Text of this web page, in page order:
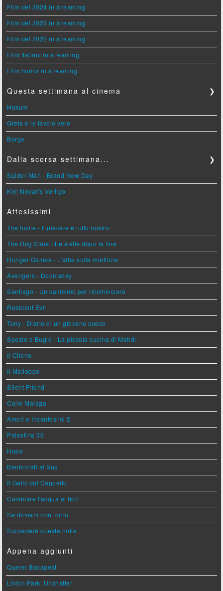
Film del 2024 in streaming
Film del 2023 in streaming
Film del 2022 in streaming
Film italiani in streaming
Film horror in streaming
Questa settimana al cinema ❯
Hokum
Greta e le favole vere
Borgo
Dalla scorsa settimana... ❯
Spider-Man - Brand New Day
Kim Novak's Vertigo
Attesissimi
The Invite - Il piacere è tutto nostro
The Dog Stars - Le stelle dopo la fine
Hunger Games - L'alba sulla mietitura
Avengers - Doomsday
Santiago - Un cammino per ricominciare
Resident Evil
Tony - Diario di un giovane cuoco
Spezie e Bugie - La piccola cucina di Mehdi
Il Cileno
Il Malloppo
Silent Friend
Calle Malaga
Amori e Incantesimi 2
Palestina 36
Hope
Bentornati al Sud
Il Gatto col Cappello
Cambiare l'acqua ai fiori
Se domani non torno
Succederà questa notte
Appena aggiunti
Queen Budapest
Linkin Park: Unshatter